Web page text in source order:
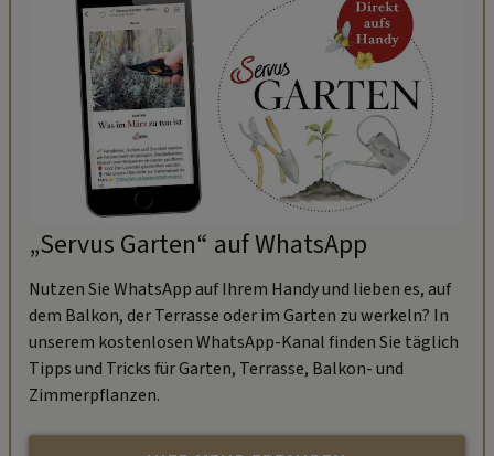
„Servus Garten“ auf WhatsApp
Nutzen Sie WhatsApp auf Ihrem Handy und lieben es, auf
dem Balkon, der Terrasse oder im Garten zu werkeln? In
unserem kostenlosen WhatsApp-Kanal finden Sie täglich
Tipps und Tricks für Garten, Terrasse, Balkon- und
Zimmerpflanzen.